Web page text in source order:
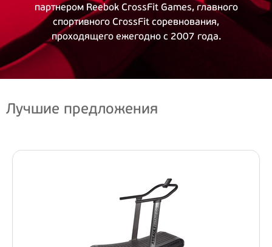
партнером Reebok CrossFit Games, главного
спортивного CrossFit соревнования,
проходящего ежегодно с 2007 года.
Лучшие предложения